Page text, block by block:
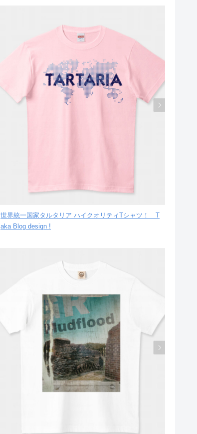
世界統一国家タルタリア ハイクオリティTシャツ！ T
aka Blog design !